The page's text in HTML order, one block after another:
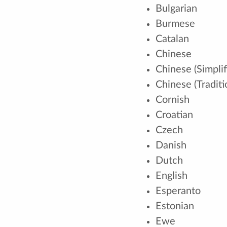
Bulgarian
Burmese
Catalan
Chinese
Chinese
Chinese
Cornish
Croatian
Czech
Danish
Dutch
English
Esperanto
Estonian
Ewe